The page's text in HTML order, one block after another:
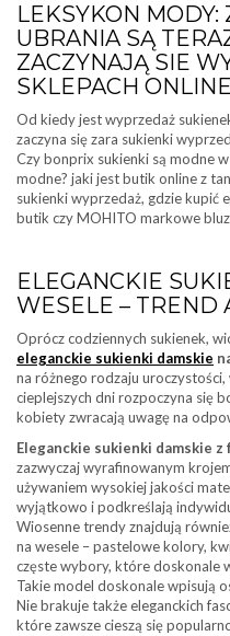
LEKSYKON MODY:
UBRANIA SĄ
ZACZYNAJĄ SIE
SKLEPACH
Od kiedy jest wyprzedaż
zaczyna się zara sukienki
Czy bonprix sukienki są modne
modne? jaki jest butik online z
sukienki wyprzedaż, gdzie kupić
butik czy MOHITO markowe
ELEGANCKIE
WESELE – TREND
Oprócz codziennych sukienek,
eleganckie sukienki damskie
na różnego rodzaju
cieplejszych dni rozpoczyna się
kobiety zwracają uwagę na
Eleganckie sukienki damskie z
zazwyczaj wyrafinowanym
używaniem wysokiej jakości
wyjątkowo i podkreślają
Wiosenne trendy znajdują
na wesele – pastelowe kolory,
częste wybory, które doskonale
Takie model doskonale wpisują
Nie brakuje także eleganckich
które zawsze cieszą się